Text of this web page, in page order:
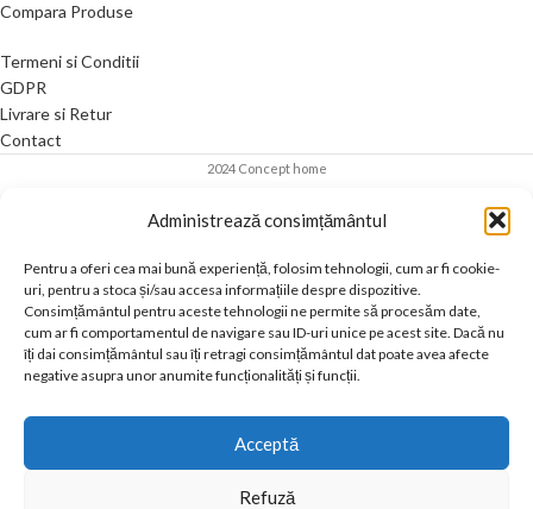
Administrează consimțământul
Pentru a oferi cea mai bună experiență, folosim tehnologii, cum ar fi cookie-
uri, pentru a stoca și/sau accesa informațiile despre dispozitive.
Consimțământul pentru aceste tehnologii ne permite să procesăm date,
cum ar fi comportamentul de navigare sau ID-uri unice pe acest site. Dacă nu
îți dai consimțământul sau îți retragi consimțământul dat poate avea afecte
negative asupra unor anumite funcționalități și funcții.
Acceptă
Refuză
Compara Produse
Termeni si Conditii
GDPR
Livrare si Retur
Contact
2024 Concept home